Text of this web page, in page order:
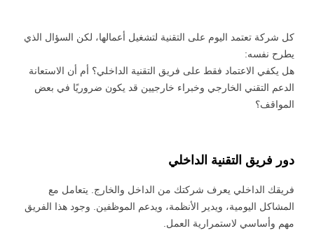
كل شركة تعتمد اليوم على التقنية لتشغيل أعمالها، لكن السؤال الذي
يطرح نفسه:
هل يكفي الاعتماد فقط على فريق التقنية الداخلي؟ أم أن الاستعانة
الدعم التقني الخارجي وخبراء خارجيين قد يكون ضروريًا في بعض
المواقف؟
دور فريق التقنية الداخلي
فريقك الداخلي يعرف شركتك من الداخل والخارج. يتعامل مع
المشاكل اليومية، ويدير الأنظمة، ويدعم الموظفين. وجود هذا الفريق
مهم وأساسي لاستمرارية العمل.